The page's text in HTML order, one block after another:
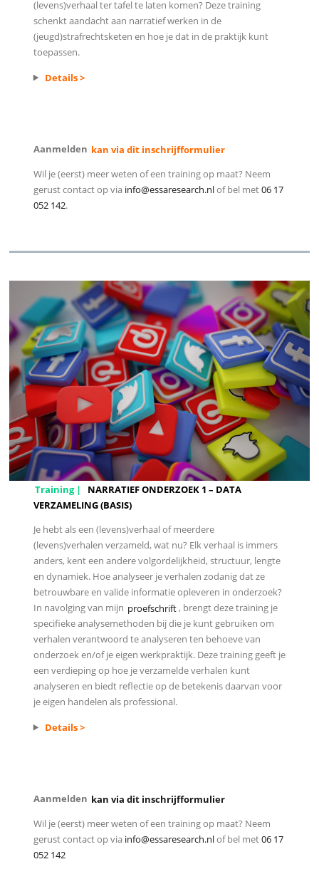
(levens)verhaal ter tafel te laten komen? Deze training
schenkt aandacht aan narratief werken in de
(jeugd)strafrechtsketen en hoe je dat in de praktijk kunt
toepassen.
Details >
Aanmelden kan via dit inschrijfformulier
Wil je (eerst) meer weten of een training op maat? Neem
gerust contact op via info@essaresearch.nlof bel met06 17
052 142.
Training |
NARRATIEF ONDERZOEK 1 – DATA
VERZAMELING (BASIS)
Je hebt als een (levens)verhaal of meerdere
(levens)verhalen verzameld, wat nu? Elk verhaal is immers
anders, kent een andere volgordelijkheid, structuur, lengte
en dynamiek. Hoe analyseer je verhalen zodanig dat ze
betrouwbare en valide informatie opleveren in onderzoek?
In navolging van mijn proefschrift, brengt deze training je
specifieke analysemethoden bij die je kunt gebruiken om
verhalen verantwoord te analyseren ten behoeve van
onderzoek en/of je eigen werkpraktijk. Deze training geeft je
een verdieping op hoe je verzamelde verhalen kunt
analyseren en biedt reflectie op de betekenis daarvan voor
je eigen handelen als professional.
Details >
Aanmelden kan via dit inschrijfformulier
Wil je (eerst) meer weten of een training op maat? Neem
gerust contact op via info@essaresearch.nlof bel met06 17
052 142